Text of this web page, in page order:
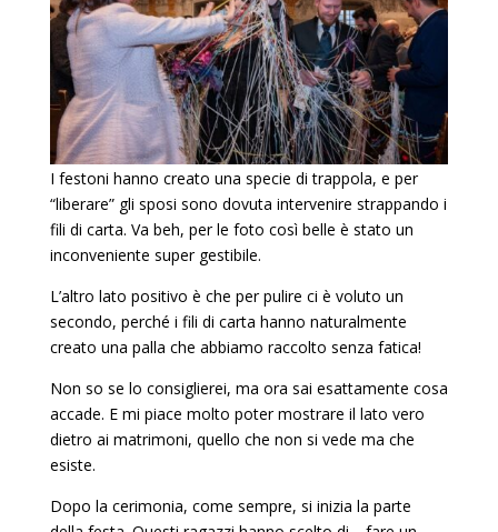
I festoni hanno creato una specie di trappola, e per
“liberare” gli sposi sono dovuta intervenire strappando i
fili di carta. Va beh, per le foto così belle è stato un
inconveniente super gestibile.
L’altro lato positivo è che per pulire ci è voluto un
secondo, perché i fili di carta hanno naturalmente
creato una palla che abbiamo raccolto senza fatica!
Non so se lo consiglierei, ma ora sai esattamente cosa
accade. E mi piace molto poter mostrare il lato vero
dietro ai matrimoni, quello che non si vede ma che
esiste.
Dopo la cerimonia, come sempre, si inizia la parte